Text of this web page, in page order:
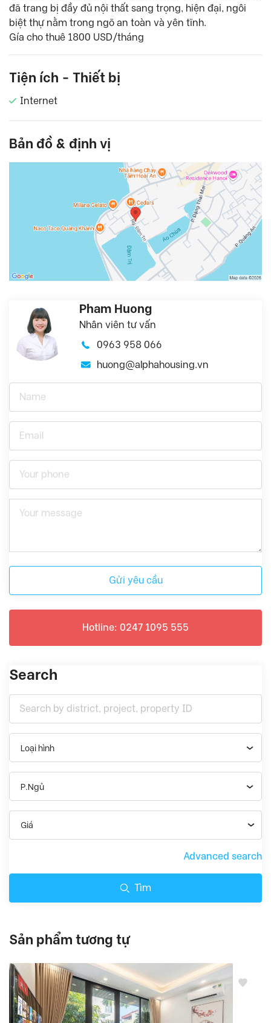
đã trang bị đầy đủ nội thất sang trọng, hiện đại, ngôi
biệt thự nằm trong ngõ an toàn và yên tĩnh.
Gía cho thuê 1800 USD/tháng
Tiện ích - Thiết bị
Internet
Bản đồ & định vị
Pham Huong
Nhân viên tư vấn
0963 958 066
huong@alphahousing.vn
Gửi yêu cầu
Hotline: 0247 1095 555
Search
Loại hình
P.Ngủ
Giá
Advanced search
Tìm
Sản phẩm tương tự